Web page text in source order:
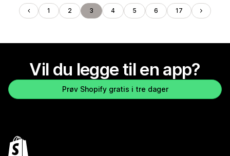
1 2 3 4 5 6 17
Vil du legge til en app?
Prøv Shopify gratis i tre dager